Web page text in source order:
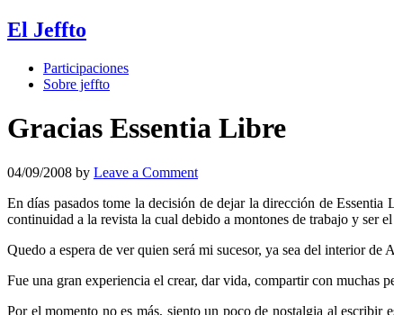
El Jeffto
Participaciones
Sobre jeffto
Gracias Essentia Libre
04/09/2008 by Leave a Comment
En días pasados tome la decisión de dejar la dirección de
continuidad a la revista la cual debido a montones de trabajo y ser
Quedo a espera de ver quien será mi sucesor, ya sea del interior
Fue una gran experiencia el crear, dar vida, compartir con muchas
Por el momento no es más, siento un poco de nostalgia al escribir